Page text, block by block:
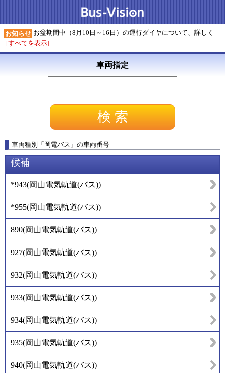
お知らせ お盆期間中（8月10日～16日）の運行ダイヤについて、詳しく
[すべてを表示]
車両指定
車両種別 「岡電バス 」 の車両番号
候補
*943(岡山電気軌道(バス))
*955(岡山電気軌道(バス))
890(岡山電気軌道(バス))
927(岡山電気軌道(バス))
932(岡山電気軌道(バス))
933(岡山電気軌道(バス))
934(岡山電気軌道(バス))
935(岡山電気軌道(バス))
940(岡山電気軌道(バス))